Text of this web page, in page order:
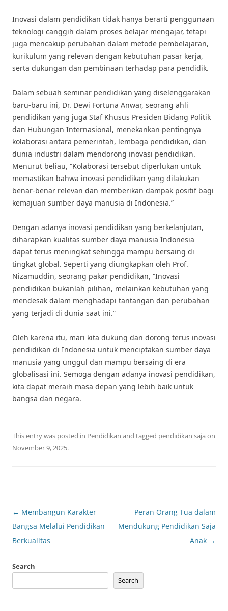
Inovasi dalam pendidikan tidak hanya berarti penggunaan
teknologi canggih dalam proses belajar mengajar, tetapi
juga mencakup perubahan dalam metode pembelajaran,
kurikulum yang relevan dengan kebutuhan pasar kerja,
serta dukungan dan pembinaan terhadap para pendidik.
Dalam sebuah seminar pendidikan yang diselenggarakan
baru-baru ini, Dr. Dewi Fortuna Anwar, seorang ahli
pendidikan yang juga Staf Khusus Presiden Bidang Politik
dan Hubungan Internasional, menekankan pentingnya
kolaborasi antara pemerintah, lembaga pendidikan, dan
dunia industri dalam mendorong inovasi pendidikan.
Menurut beliau, “Kolaborasi tersebut diperlukan untuk
memastikan bahwa inovasi pendidikan yang dilakukan
benar-benar relevan dan memberikan dampak positif bagi
kemajuan sumber daya manusia di Indonesia.”
Dengan adanya inovasi pendidikan yang berkelanjutan,
diharapkan kualitas sumber daya manusia Indonesia
dapat terus meningkat sehingga mampu bersaing di
tingkat global. Seperti yang diungkapkan oleh Prof.
Nizamuddin, seorang pakar pendidikan, “Inovasi
pendidikan bukanlah pilihan, melainkan kebutuhan yang
mendesak dalam menghadapi tantangan dan perubahan
yang terjadi di dunia saat ini.”
Oleh karena itu, mari kita dukung dan dorong terus inovasi
pendidikan di Indonesia untuk menciptakan sumber daya
manusia yang unggul dan mampu bersaing di era
globalisasi ini. Semoga dengan adanya inovasi pendidikan,
kita dapat meraih masa depan yang lebih baik untuk
bangsa dan negara.
This entry was posted in Pendidikan and tagged pendidikan saja on
November 9, 2025.
Post
navigation
← Membangun Karakter
Bangsa Melalui Pendidikan
Berkualitas
Peran Orang Tua dalam
Mendukung Pendidikan Saja
Anak →
Search
Search